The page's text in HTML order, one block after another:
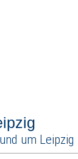
um Leipzig